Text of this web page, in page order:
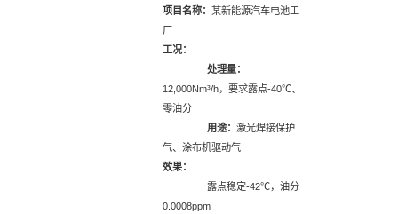
项目名称：某新能源汽车电池工
厂
工况：
处理量：
12,000Nm³/h，要求露点-40℃、
零油分
用途：激光焊接保护
气、涂布机驱动气
效果：
露点稳定-42℃，油分
0.0008ppm